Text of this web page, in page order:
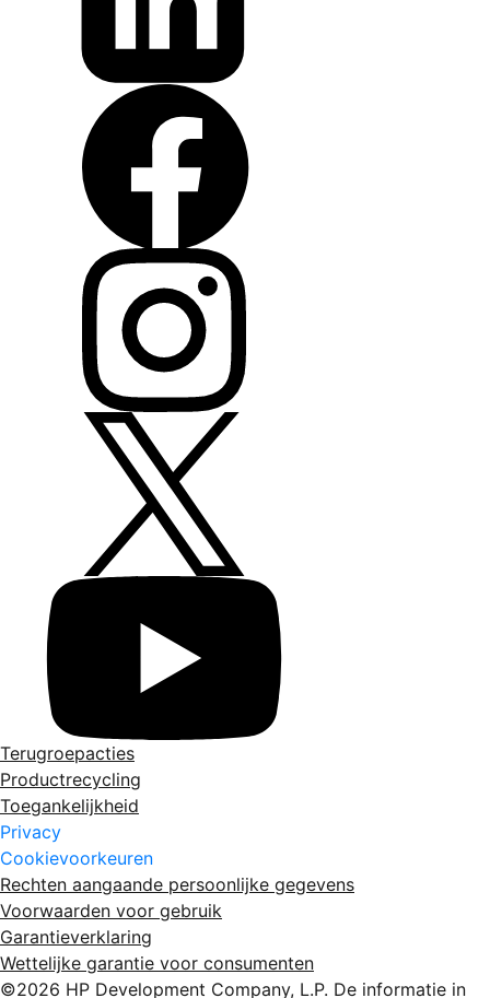
Terugroepacties
Productrecycling
Toegankelijkheid
Privacy
Cookievoorkeuren
Rechten aangaande persoonlijke gegevens
Voorwaarden voor gebruik
Garantieverklaring
Wettelijke garantie voor consumenten
©2026 HP Development Company, L.P. De informatie in